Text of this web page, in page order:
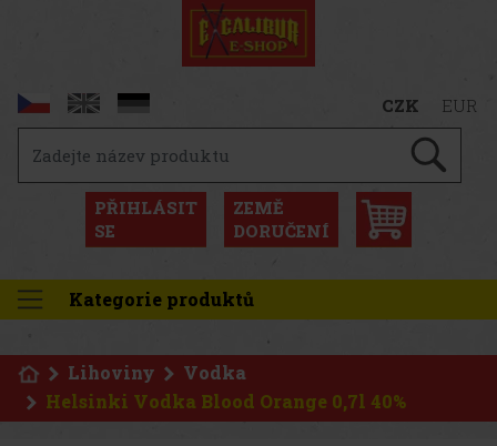
CZK EUR
PŘIHLÁSIT
SE
ZEMĚ
DORUČENÍ
Kategorie produktů
Lihoviny
Vodka
Helsinki Vodka Blood Orange 0,7l 40%